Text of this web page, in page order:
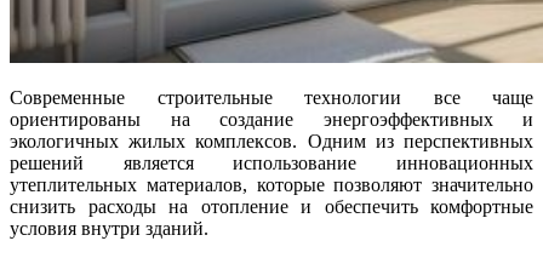
Современные строительные технологии все чаще
ориентированы на создание энергоэффективных и
экологичных жилых комплексов. Одним из перспективных
решений является использование инновационных
утеплительных материалов, которые позволяют значительно
снизить расходы на отопление и обеспечить комфортные
условия внутри зданий.